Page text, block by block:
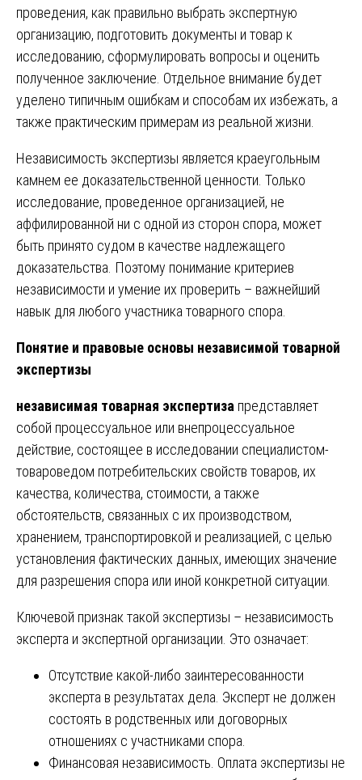
проведения, как правильно выбрать экспертную
организацию, подготовить документы и товар к
исследованию, сформулировать вопросы и оценить
полученное заключение. Отдельное внимание будет
уделено типичным ошибкам и способам их избежать, а
также практическим примерам из реальной жизни.
Независимость экспертизы является краеугольным
камнем ее доказательственной ценности. Только
исследование, проведенное организацией, не
аффилированной ни с одной из сторон спора, может
быть принято судом в качестве надлежащего
доказательства. Поэтому понимание критериев
независимости и умение их проверить – важнейший
навык для любого участника товарного спора.
Понятие и правовые основы независимой товарной
экспертизы
независимая товарная экспертиза представляет
собой процессуальное или внепроцессуальное
действие, состоящее в исследовании специалистом-
товароведом потребительских свойств товаров, их
качества, количества, стоимости, а также
обстоятельств, связанных с их производством,
хранением, транспортировкой и реализацией, с целью
установления фактических данных, имеющих значение
для разрешения спора или иной конкретной ситуации.
Ключевой признак такой экспертизы – независимость
эксперта и экспертной организации. Это означает:
Отсутствие какой-либо заинтересованности
эксперта в результатах дела. Эксперт не должен
состоять в родственных или договорных
отношениях с участниками спора.
Финансовая независимость. Оплата экспертизы не